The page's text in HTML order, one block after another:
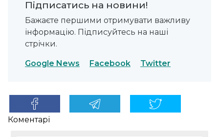
Підписатись на новини!
Бажаєте першими отримувати важливу
інформацію. Підписуйтесь на наші
стрічки.
Google News Facebook Twitter
Коментарі